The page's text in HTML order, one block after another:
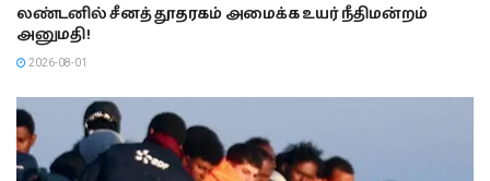
லண்டனில் சீனத் தூதரகம் அமைக்க உயர் நீதிமன்றம்
அனுமதி!
2026-08-01